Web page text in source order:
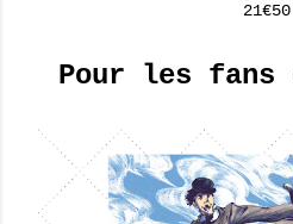
21€50
Pour les fans